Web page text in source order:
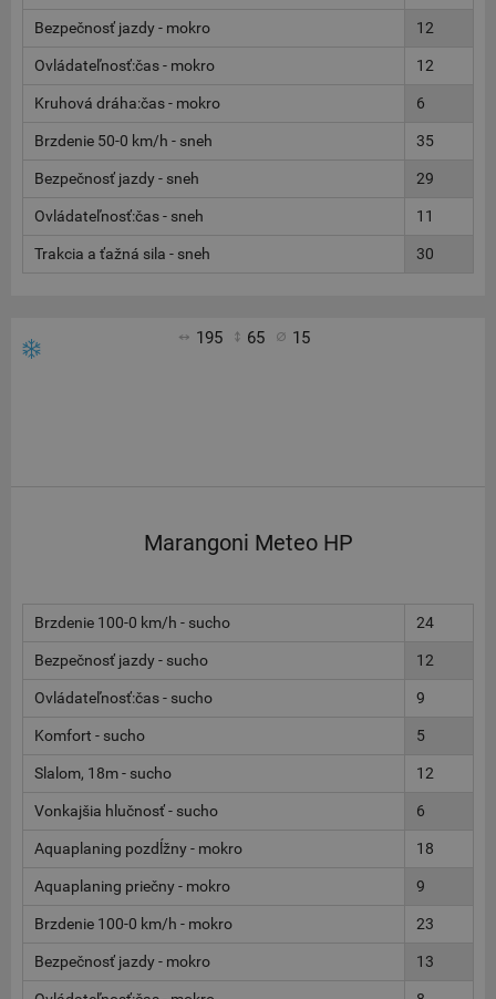
Bezpečnosť jazdy - mokro 12
Ovládateľnosť:čas - mokro 12
Kruhová dráha:čas - mokro 6
Brzdenie 50-0 km/h - sneh 35
Bezpečnosť jazdy - sneh 29
Ovládateľnosť:čas - sneh 11
Trakcia a ťažná sila - sneh 30
195 65 15
Marangoni Meteo HP
Brzdenie 100-0 km/h - sucho 24
Bezpečnosť jazdy - sucho 12
Ovládateľnosť:čas - sucho 9
Komfort - sucho 5
Slalom, 18m - sucho 12
Vonkajšia hlučnosť - sucho 6
Aquaplaning pozdĺžny - mokro 18
Aquaplaning priečny - mokro 9
Brzdenie 100-0 km/h - mokro 23
Bezpečnosť jazdy - mokro 13